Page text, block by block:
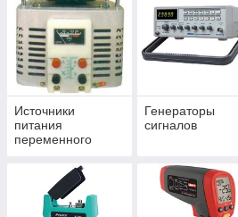
Источники
питания
переменного
лабораторные
автотрансформат
оры - ЛАТР
Генераторы
сигналов